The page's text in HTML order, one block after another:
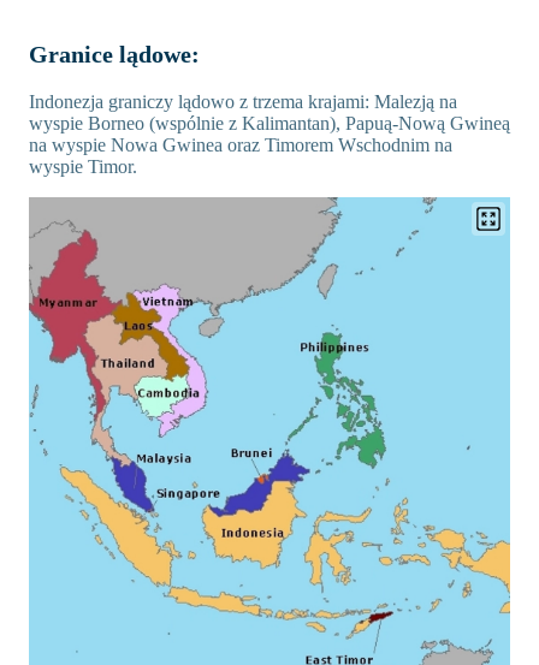
Granice lądowe:
Indonezja graniczy lądowo z trzema krajami: Malezją na
wyspie Borneo (wspólnie z Kalimantan), Papuą-Nową Gwineą
na wyspie Nowa Gwinea oraz Timorem Wschodnim na
wyspie Timor.